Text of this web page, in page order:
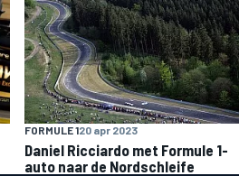
FORMULE 120 apr 2023
Daniel Ricciardo met Formule 1-
auto naar de Nordschleife